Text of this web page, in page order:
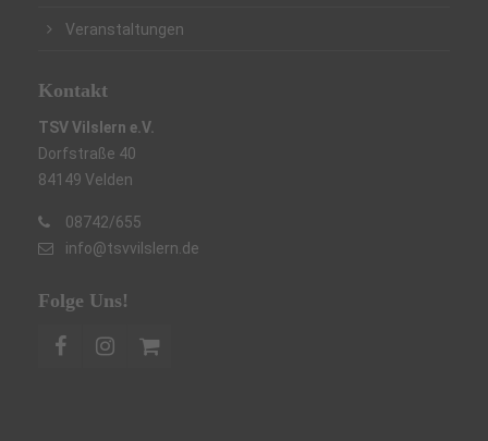
Veranstaltungen
Kontakt
TSV Vilslern e.V.
Dorfstraße 40
84149 Velden
08742/655
info@tsvvilslern.de
Folge Uns!